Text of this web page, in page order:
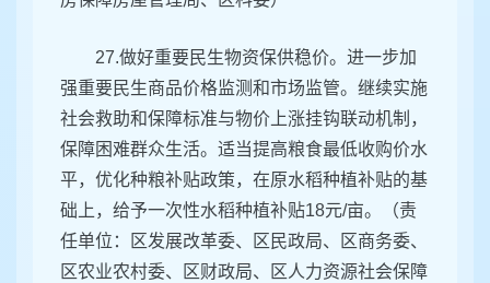
27.做好重要民生物资保供稳价。进一步加
强重要民生商品价格监测和市场监管。继续实施
社会救助和保障标准与物价上涨挂钩联动机制，
保障困难群众生活。适当提高粮食最低收购价水
平，优化种粮补贴政策，在原水稻种植补贴的基
础上，给予一次性水稻种植补贴18元/亩。（责
任单位：区发展改革委、区民政局、区商务委、
区农业农村委、区财政局、区人力资源社会保障